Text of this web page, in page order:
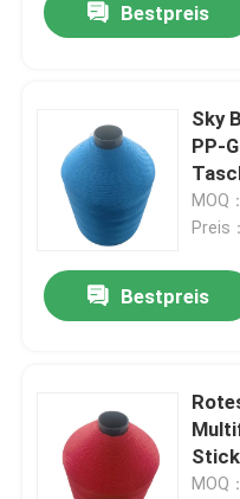
Bestpreis
Sky
PP-
MOQ
Preis
Bestpreis
MOQ